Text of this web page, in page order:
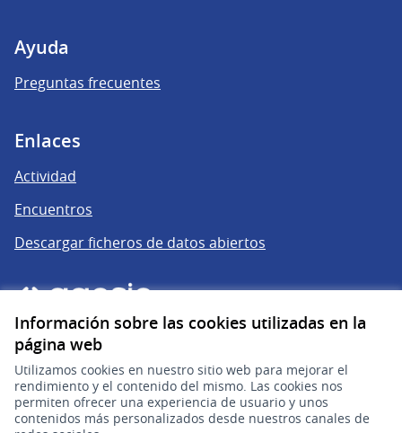
Información sobre las cookies utilizadas en la
página web
Utilizamos cookies en nuestro sitio web para mejorar el
rendimiento y el contenido del mismo. Las cookies nos
permiten ofrecer una experiencia de usuario y unos
contenidos más personalizados desde nuestros canales de
Ayuda
Preguntas frecuentes
Enlaces
Actividad
Encuentros
Descargar ficheros de datos abiertos
gub.uy
(Enlace externo)